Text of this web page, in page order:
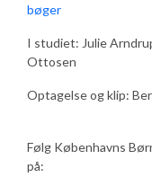
bøger
I studiet: Julie
Ottosen
Optagelse og klip:
Følg Københavns
på: